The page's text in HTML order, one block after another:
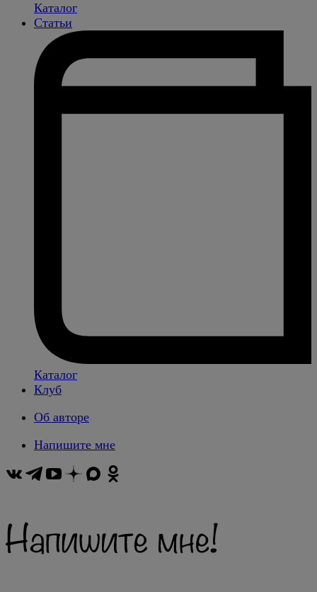
Каталог
Статьи
Каталог
Клуб
Об авторе
Напишите мне